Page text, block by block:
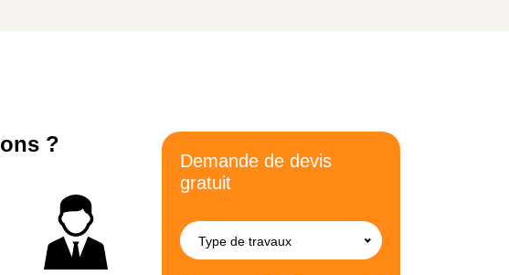
?
Demande de devis
gratuit
Type de travaux